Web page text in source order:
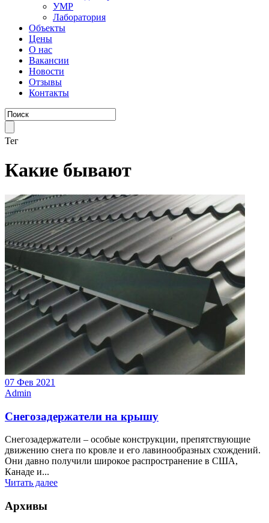
УМР
Лаборатория
Объекты
Цены
О нас
Вакансии
Новости
Отзывы
Контакты
Тег
Какие бывают
07 Фев 2021
Admin
Снегозадержатели на крышу
Снегозадержатели – особые конструкции, препятствующие
движению снега по кровле и его лавинообразных схождений.
Они давно получили широкое распространение в США,
Канаде и...
Читать далее
Архивы